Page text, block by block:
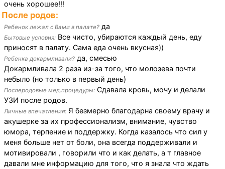
очень хорошее!!!
После родов:
Ребенок лежал с Вами в палате? да
Бытовые условия: Все чисто, убираются каждый день, еду
приносят в палату. Сама еда очень вкусная))
Ребенка докармливали? да, смесью
Докармливала 2 раза из-за того, что молозева почти
небыло (но только в первый день)
Послеродовые мед.процедуры: Сдавала кровь, мочу и делали
УЗИ после родов.
Личные впечатления: Я безмерно благодарна своему врачу и
акушерке за их профессионализм, внимание, чувство
юмора, терпение и поддержку. Когда казалось что сил у
меня больше нет от боли, она всегда поддерживали и
мотивировали , говорили что и как делать, а т главное
давали мне информацию для того, что я знала что ждать